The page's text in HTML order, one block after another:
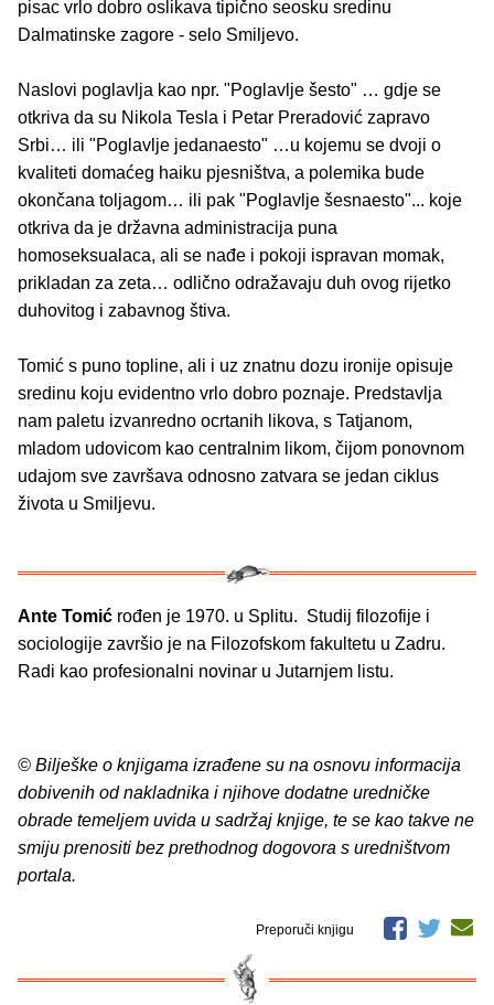
pisac vrlo dobro oslikava tipično seosku sredinu
Dalmatinske zagore - selo Smiljevo.
Naslovi poglavlja kao npr. "Poglavlje šesto" … gdje se
otkriva da su Nikola Tesla i Petar Preradović zapravo
Srbi… ili "Poglavlje jedanaesto" …u kojemu se dvoji o
kvaliteti domaćeg haiku pjesništva, a polemika bude
okončana toljagom… ili pak "Poglavlje šesnaesto"... koje
otkriva da je državna administracija puna
homoseksualaca, ali se nađe i pokoji ispravan momak,
prikladan za zeta… odlično odražavaju duh ovog rijetko
duhovitog i zabavnog štiva.
Tomić s puno topline, ali i uz znatnu dozu ironije opisuje
sredinu koju evidentno vrlo dobro poznaje. Predstavlja
nam paletu izvanredno ocrtanih likova, s Tatjanom,
mladom udovicom kao centralnim likom, čijom ponovnom
udajom sve završava odnosno zatvara se jedan ciklus
života u Smiljevu.
Ante Tomić rođen je 1970. u Splitu. Studij filozofije i
sociologije završio je na Filozofskom fakultetu u Zadru.
Radi kao profesionalni novinar u Jutarnjem listu.
© Bilješke o knjigama izrađene su na osnovu informacija
dobivenih od nakladnika i njihove dodatne uredničke
obrade temeljem uvida u sadržaj knjige, te se kao takve ne
smiju prenositi bez prethodnog dogovora s uredništvom
portala.
Preporuči knjigu